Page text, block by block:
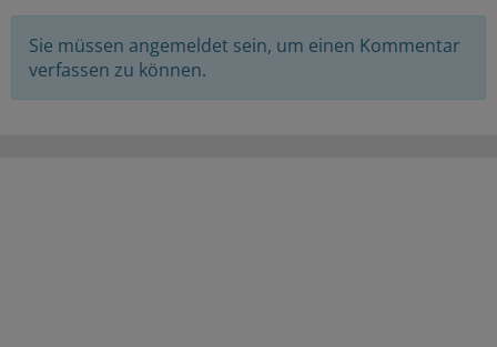
Sie müssen angemeldet sein, um einen Kommentar
verfassen zu können.